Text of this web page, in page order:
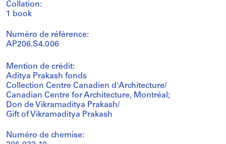
Collation:
1 book
Numéro de référence:
AP206.S4.006
Mention de crédit:
Aditya Prakash fonds
Collection Centre Canadien d'Architecture/
Canadian Centre for Architecture, Montréal;
Don de Vikramaditya Prakash/
Gift of Vikramaditya Prakash
Numéro de chemise: